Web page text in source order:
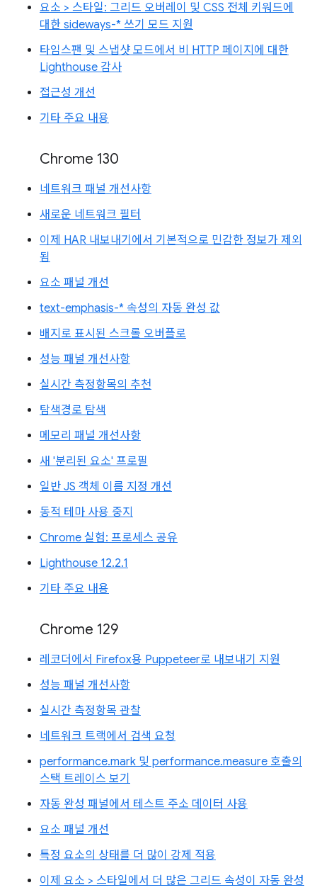
요소 > 스타일: 그리드 오버레이 및 CSS 전체 키워드에
대한 sideways-* 쓰기 모드 지원
타임스팬 및 스냅샷 모드에서 비 HTTP 페이지에 대한
Lighthouse 감사
접근성 개선
기타 주요 내용
Chrome 130
네트워크 패널 개선사항
새로운 네트워크 필터
이제 HAR 내보내기에서 기본적으로 민감한 정보가 제외
됨
요소 패널 개선
text-emphasis-* 속성의 자동 완성 값
배지로 표시된 스크롤 오버플로
성능 패널 개선사항
실시간 측정항목의 추천
탐색경로 탐색
메모리 패널 개선사항
새 '분리된 요소' 프로필
일반 JS 객체 이름 지정 개선
동적 테마 사용 중지
Chrome 실험: 프로세스 공유
Lighthouse 12.2.1
기타 주요 내용
Chrome 129
레코더에서 Firefox용 Puppeteer로 내보내기 지원
성능 패널 개선사항
실시간 측정항목 관찰
네트워크 트랙에서 검색 요청
performance.mark 및 performance.measure 호출의
스택 트레이스 보기
자동 완성 패널에서 테스트 주소 데이터 사용
요소 패널 개선
특정 요소의 상태를 더 많이 강제 적용
이제 요소 > 스타일에서 더 많은 그리드 속성이 자동 완성